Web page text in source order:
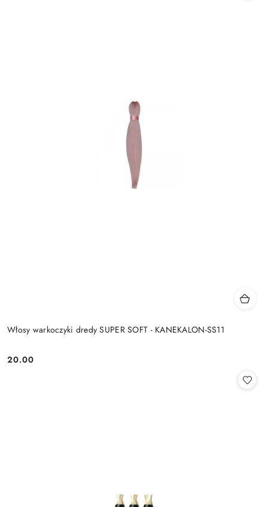
Włosy warkoczyki dredy SUPER SOFT - KANEKALON-SS11
Cena:
20.00